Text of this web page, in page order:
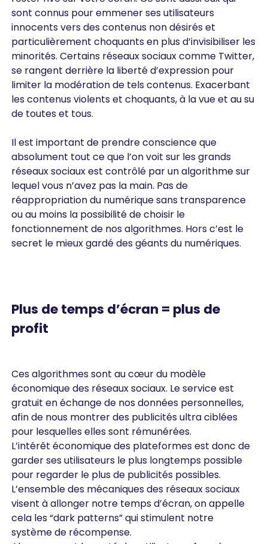
sont connus pour emmener ses utilisateurs
innocents vers des contenus non désirés et
particulièrement choquants en plus d’invisibiliser les
minorités. Certains réseaux sociaux comme Twitter,
se rangent derrière la liberté d’expression pour
limiter la modération de tels contenus. Exacerbant
les contenus violents et choquants, à la vue et au su
de toutes et tous.
Il est important de prendre conscience que
absolument tout ce que l’on voit sur les grands
réseaux sociaux est contrôlé par un algorithme sur
lequel vous n’avez pas la main. Pas de
réappropriation du numérique sans transparence
ou au moins la possibilité de choisir le
fonctionnement de nos algorithmes. Hors c’est le
secret le mieux gardé des géants du numériques.
Plus de temps d’écran = plus de
profit
Ces algorithmes sont au cœur du modèle
économique des réseaux sociaux. Le service est
gratuit en échange de nos données personnelles,
afin de nous montrer des publicités ultra ciblées
pour lesquelles elles sont rémunérées.
L’intérêt économique des plateformes est donc de
garder ses utilisateurs le plus longtemps possible
pour regarder le plus de publicités possibles.
L’ensemble des mécaniques des réseaux sociaux
visent à allonger notre temps d’écran, on appelle
cela les “dark patterns” qui stimulent notre
système de récompense.